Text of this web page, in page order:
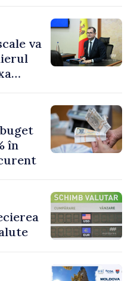
va
în